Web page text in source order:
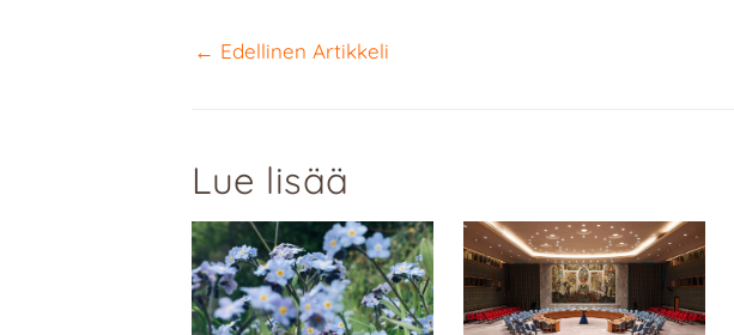
← Edellinen Artikkeli
Lue lisää